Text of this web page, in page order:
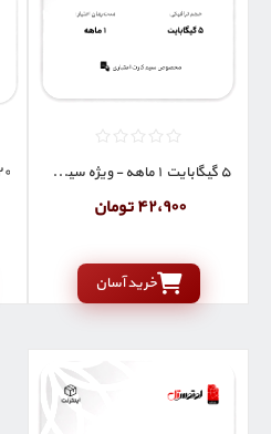
5 گیگابایت 1 ماهه - ویژه سیم کارت اعتباری
42٬900 تومان
خرید آسان